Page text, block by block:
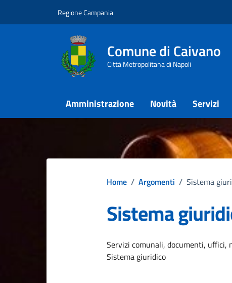
Regione Campania
Comune di Caivano
Città Metropolitana di Napoli
Amministrazione Novità Servizi
Home / Argomenti / Sistema
Sistema
Dettagli
Servizi comunali, documenti, uffici,
Sistema giuridico